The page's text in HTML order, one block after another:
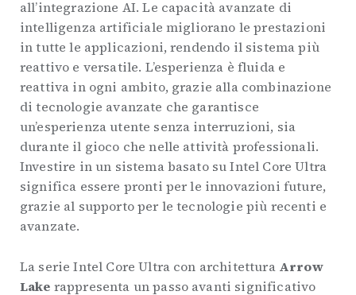
all’integrazione AI. Le capacità avanzate di
intelligenza artificiale migliorano le prestazioni
in tutte le applicazioni, rendendo il sistema più
reattivo e versatile. L’esperienza è fluida e
reattiva in ogni ambito, grazie alla combinazione
di tecnologie avanzate che garantisce
un’esperienza utente senza interruzioni, sia
durante il gioco che nelle attività professionali.
Investire in un sistema basato su Intel Core Ultra
significa essere pronti per le innovazioni future,
grazie al supporto per le tecnologie più recenti e
avanzate.
La serie Intel Core Ultra con architettura Arrow
Lake rappresenta un passo avanti significativo